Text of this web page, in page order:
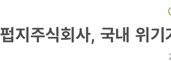
펍지주식회사,
펍지주식회사, 국내 위